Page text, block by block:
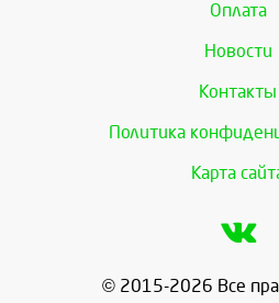
Оплата
Новости
Контакты
Политика
Карта
© 2015-2026 Все